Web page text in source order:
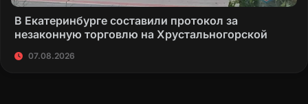
В Екатеринбурге составили протокол за
незаконную торговлю на Хрустальногорской
07.08.2026